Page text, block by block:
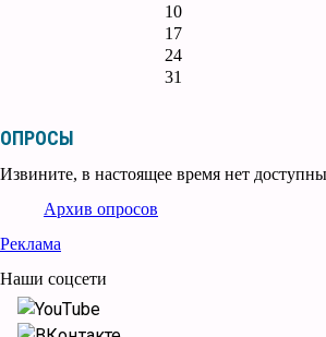
10
17
24
31
ОПРОСЫ
Извините, в настоящее время нет
Архив опросов
Реклама
Наши соцсети
YouTube